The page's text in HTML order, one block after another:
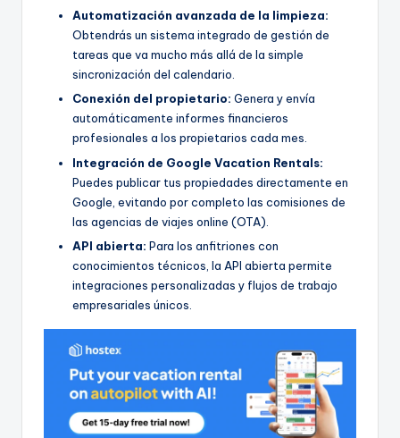
Automatización avanzada de la limpieza:
Obtendrás un sistema integrado de gestión de
tareas que va mucho más allá de la simple
sincronización del calendario.
Conexión del propietario: Genera y envía
automáticamente informes financieros
profesionales a los propietarios cada mes.
Integración de Google Vacation Rentals:
Puedes publicar tus propiedades directamente en
Google, evitando por completo las comisiones de
las agencias de viajes online (OTA).
API abierta: Para los anfitriones con
conocimientos técnicos, la API abierta permite
integraciones personalizadas y flujos de trabajo
empresariales únicos.